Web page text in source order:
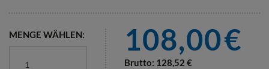
MENGE WÄHLEN: 108,00€
Brutto: 128,52 €